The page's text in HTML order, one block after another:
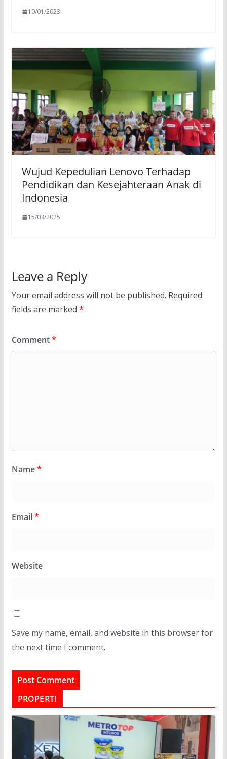
10/01/2023
Wujud Kepedulian Lenovo Terhadap
Pendidikan dan Kesejahteraan Anak di
Indonesia
15/03/2025
Leave a Reply
Your email address will not be published. Required
fields are marked *
Comment*
Name*
Email*
Website
Save my name, email, and website in this browser for
the next time I comment.
PROPERTI